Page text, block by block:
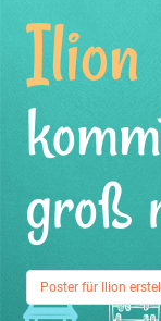
Ilion
groß
Poster für Ilion